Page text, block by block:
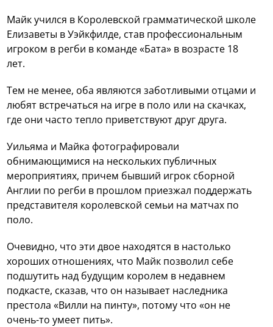
Майк учился в Королевской грамматической школе
Елизаветы в Уэйкфилде, став профессиональным
игроком в регби в команде «Бата» в возрасте 18
лет.
Тем не менее, оба являются заботливыми отцами и
любят встречаться на игре в поло или на скачках,
где они часто тепло приветствуют друг друга.
Уильяма и Майка фотографировали
обнимающимися на нескольких публичных
мероприятиях, причем бывший игрок сборной
Англии по регби в прошлом приезжал поддержать
представителя королевской семьи на матчах по
поло.
Очевидно, что эти двое находятся в настолько
хороших отношениях, что Майк позволил себе
подшутить над будущим королем в недавнем
подкасте, сказав, что он называет наследника
престола «Вилли на пинту», потому что «он не
очень-то умеет пить».